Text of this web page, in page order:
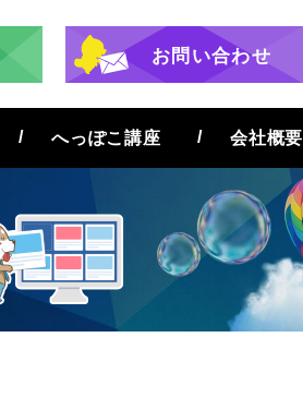
お問い合わせ
へっぽこ講座 会社概要